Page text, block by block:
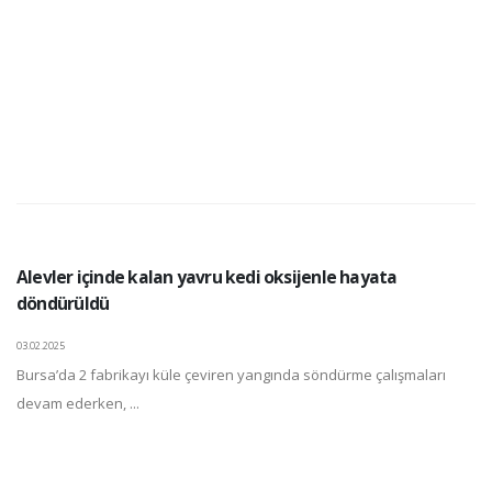
Alevler içinde kalan yavru kedi oksijenle hayata
döndürüldü
03.02.2025
Bursa’da 2 fabrikayı küle çeviren yangında söndürme çalışmaları
devam ederken, ...